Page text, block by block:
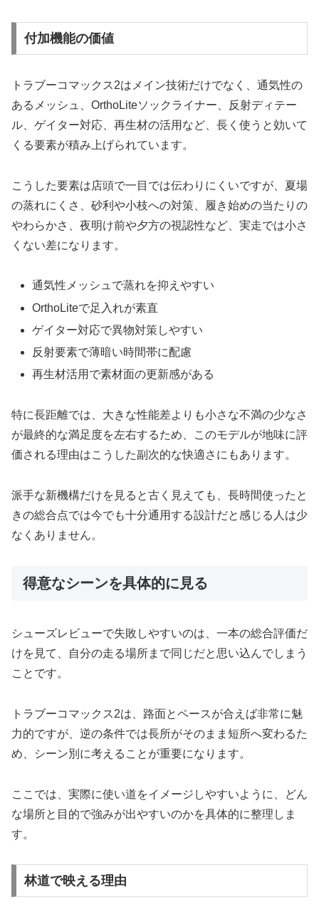
付加機能の価値
トラブーコマックス2はメイン技術だけでなく、通気性の
あるメッシュ、OrthoLiteソックライナー、反射ディテー
ル、ゲイター対応、再生材の活用など、長く使うと効いて
くる要素が積み上げられています。
こうした要素は店頭で一目では伝わりにくいですが、夏場
の蒸れにくさ、砂利や小枝への対策、履き始めの当たりの
やわらかさ、夜明け前や夕方の視認性など、実走では小さ
くない差になります。
通気性メッシュで蒸れを抑えやすい
OrthoLiteで足入れが素直
ゲイター対応で異物対策しやすい
反射要素で薄暗い時間帯に配慮
再生材活用で素材面の更新感がある
特に長距離では、大きな性能差よりも小さな不満の少なさ
が最終的な満足度を左右するため、このモデルが地味に評
価される理由はこうした副次的な快適さにもあります。
派手な新機構だけを見ると古く見えても、長時間使ったと
きの総合点では今でも十分通用する設計だと感じる人は少
なくありません。
得意なシーンを具体的に見る
シューズレビューで失敗しやすいのは、一本の総合評価だ
けを見て、自分の走る場所まで同じだと思い込んでしまう
ことです。
トラブーコマックス2は、路面とペースが合えば非常に魅
力的ですが、逆の条件では長所がそのまま短所へ変わるた
め、シーン別に考えることが重要になります。
ここでは、実際に使い道をイメージしやすいように、どん
な場所と目的で強みが出やすいのかを具体的に整理しま
す。
林道で映える理由